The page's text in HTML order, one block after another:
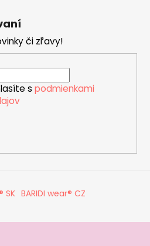
á
d
a
c
i
e
p
r
v
ý
i
u
či zľavy!
s podmienkami
SK BARIDI wear® CZ